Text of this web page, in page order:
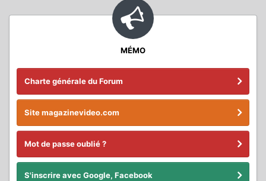
MÉMO
Charte générale du Forum
Site magazinevideo.com
Mot de passe oublié ?
S'inscrire avec Google, Facebook